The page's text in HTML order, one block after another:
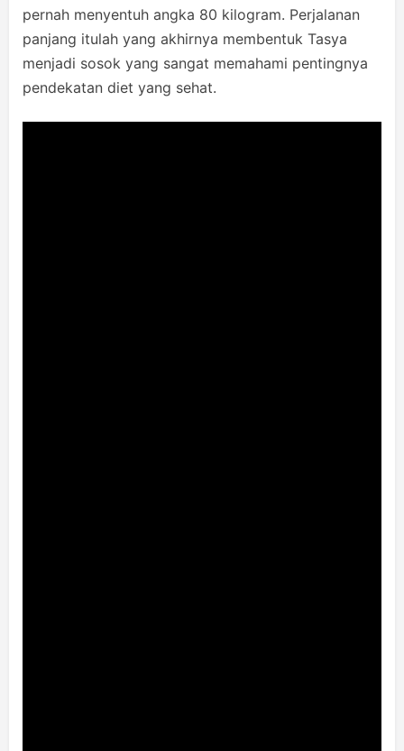
pernah menyentuh angka 80 kilogram. Perjalanan
panjang itulah yang akhirnya membentuk Tasya
menjadi sosok yang sangat memahami pentingnya
pendekatan diet yang sehat.